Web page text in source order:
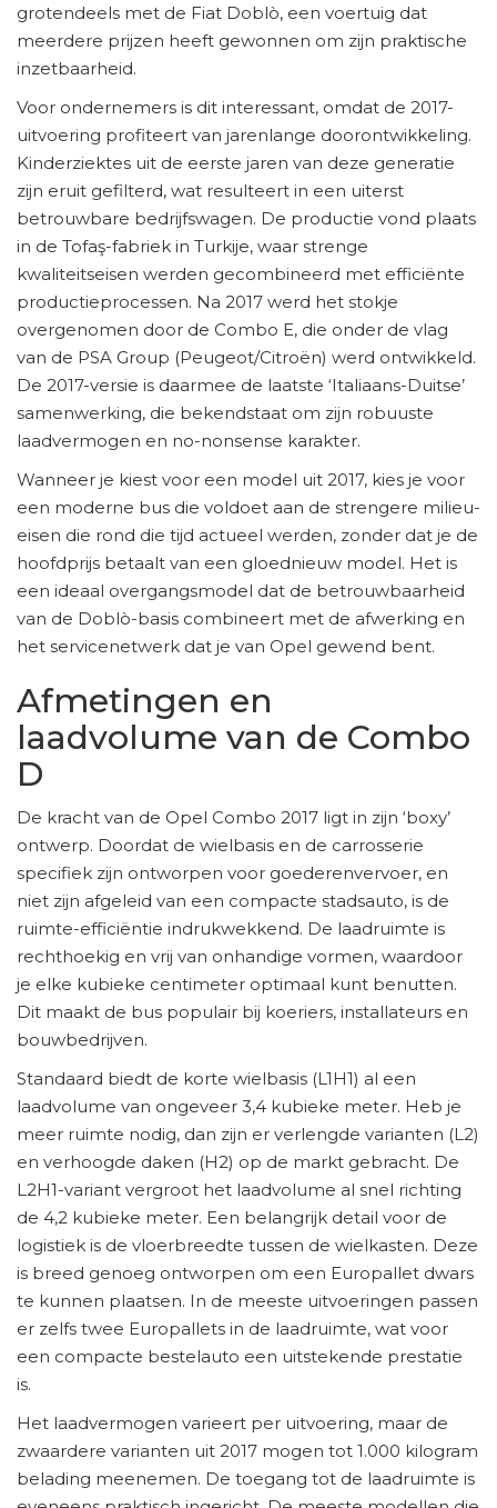
grotendeels met de Fiat Doblò, een voertuig dat
meerdere prijzen heeft gewonnen om zijn praktische
inzetbaarheid.
Voor ondernemers is dit interessant, omdat de 2017-
uitvoering profiteert van jarenlange doorontwikkeling.
Kinderziektes uit de eerste jaren van deze generatie
zijn eruit gefilterd, wat resulteert in een uiterst
betrouwbare bedrijfswagen. De productie vond plaats
in de Tofaş-fabriek in Turkije, waar strenge
kwaliteitseisen werden gecombineerd met efficiënte
productieprocessen. Na 2017 werd het stokje
overgenomen door de Combo E, die onder de vlag
van de PSA Group (Peugeot/Citroën) werd ontwikkeld.
De 2017-versie is daarmee de laatste ‘Italiaans-Duitse’
samenwerking, die bekendstaat om zijn robuuste
laadvermogen en no-nonsense karakter.
Wanneer je kiest voor een model uit 2017, kies je voor
een moderne bus die voldoet aan de strengere milieu-
eisen die rond die tijd actueel werden, zonder dat je de
hoofdprijs betaalt van een gloednieuw model. Het is
een ideaal overgangsmodel dat de betrouwbaarheid
van de Doblò-basis combineert met de afwerking en
het servicenetwerk dat je van Opel gewend bent.
Afmetingen en
laadvolume van de Combo
D
De kracht van de Opel Combo 2017 ligt in zijn ‘boxy’
ontwerp. Doordat de wielbasis en de carrosserie
specifiek zijn ontworpen voor goederenvervoer, en
niet zijn afgeleid van een compacte stadsauto, is de
ruimte-efficiëntie indrukwekkend. De laadruimte is
rechthoekig en vrij van onhandige vormen, waardoor
je elke kubieke centimeter optimaal kunt benutten.
Dit maakt de bus populair bij koeriers, installateurs en
bouwbedrijven.
Standaard biedt de korte wielbasis (L1H1) al een
laadvolume van ongeveer 3,4 kubieke meter. Heb je
meer ruimte nodig, dan zijn er verlengde varianten (L2)
en verhoogde daken (H2) op de markt gebracht. De
L2H1-variant vergroot het laadvolume al snel richting
de 4,2 kubieke meter. Een belangrijk detail voor de
logistiek is de vloerbreedte tussen de wielkasten. Deze
is breed genoeg ontworpen om een Europallet dwars
te kunnen plaatsen. In de meeste uitvoeringen passen
er zelfs twee Europallets in de laadruimte, wat voor
een compacte bestelauto een uitstekende prestatie
is.
Het laadvermogen varieert per uitvoering, maar de
zwaardere varianten uit 2017 mogen tot 1.000 kilogram
belading meenemen. De toegang tot de laadruimte is